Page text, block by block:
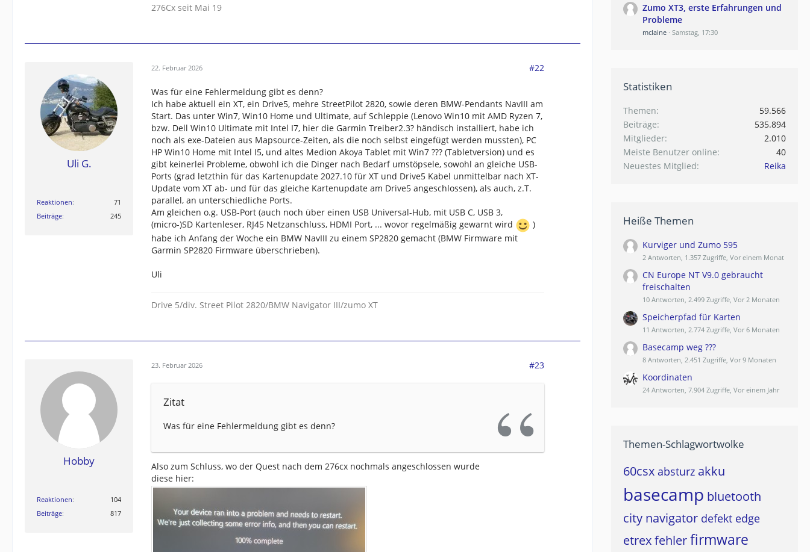
276Cx seit Mai 19
Uli G.
Reaktionen
71
Beiträge
245
22. Februar 2026 #22
Was für eine Fehlermeldung gibt es denn?
Ich habe aktuell ein XT, ein Drive5, mehre StreetPilot 2820, sowie deren BMW-Pendants NavIII am
Start. Das unter Win7, Win10 Home und Ultimate, auf Schleppie (Lenovo Win10 mit AMD Ryzen 7,
bzw. Dell Win10 Ultimate mit Intel I7, hier die Garmin Treiber2.3? händisch installiert, habe ich
noch als exe-Dateien aus Mapsource-Zeiten, als die noch selbst eingefügt werden mussten), PC
HP Win10 Home mit Intel I5, und altes Medion Akoya Tablet mit Win7 ??? (Tabletversion) und es
gibt keinerlei Probleme, obwohl ich die Dinger nach Bedarf umstöpsele, sowohl an gleiche USB-
Ports (grad letzthin für das Kartenupdate 2027.10 für XT und Drive5 Kabel unmittelbar nach XT-
Update vom XT ab- und für das gleiche Kartenupdate am Drive5 angeschlossen), als auch, z.T.
parallel, an unterschiedliche Ports.
Am gleichen o.g. USB-Port (auch noch über einen USB Universal-Hub, mit USB C, USB 3,
(micro-)SD Kartenleser, RJ45 Netzanschluss, HDMI Port, ... wovor regelmäßig gewarnt wird
)
habe ich Anfang der Woche ein BMW NavIII zu einem SP2820 gemacht (BMW Firmware mit
Garmin SP2820 Firmware überschrieben).
Uli
Drive 5/div. Street Pilot 2820/BMW Navigator III/zumo XT
Hobby
Reaktionen
104
Beiträge
817
23. Februar 2026 #23
Zitat
Was für eine Fehlermeldung gibt es denn?
Also zum Schluss, wo der Quest nach dem 276cx nochmals angeschlossen wurde
diese hier:
Zumo XT3, erste Erfahrungen und
Probleme
mclaine Samstag, 17:30
Statistiken
Themen
59.566
Beiträge
535.894
Mitglieder
2.010
Meiste Benutzer online
40
Neuestes Mitglied
Reika
Heiße Themen
Kurviger und Zumo 595
2 Antworten, 1.357 Zugriffe, Vor einem Monat
CN Europe NT V9.0 gebraucht
freischalten
10 Antworten, 2.499 Zugriffe, Vor 2 Monaten
Speicherpfad für Karten
11 Antworten, 2.774 Zugriffe, Vor 6 Monaten
Basecamp weg ???
8 Antworten, 2.451 Zugriffe, Vor 9 Monaten
Koordinaten
24 Antworten, 7.904 Zugriffe, Vor einem Jahr
Themen-Schlagwortwolke
60csx absturz akku
basecamp bluetooth
city navigator defekt edge
etrexfehlerfirmware